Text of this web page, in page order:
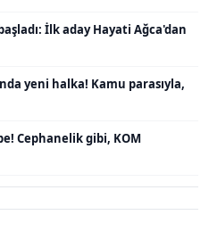
İlk aday Hayati Ağca'dan
yeni halka! Kamu parasıyla,
Cephanelik gibi, KOM